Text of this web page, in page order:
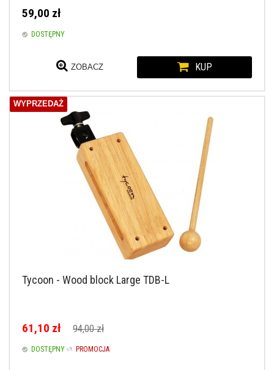
59,00 zł
DOSTĘPNY
ZOBACZ KUP
WYPRZEDAŻ
Tycoon - Wood block Large TDB-L
61,10 zł 94,00 zł
DOSTĘPNY PROMOCJA